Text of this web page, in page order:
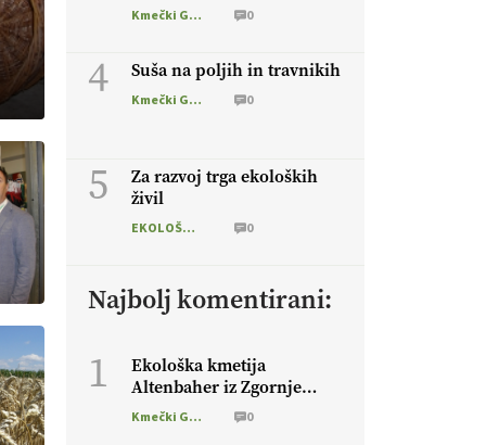
Kmečki Glas 0
4 Suša na poljih in travnikih
Kmečki Glas 0
5
Za razvoj trga ekoloških
živil
EKOLOŠKO LOGIČNO 0
Najbolj komentirani:
1
Ekološka kmetija
Altenbaher iz Zgornje
Kaple
Kmečki Glas 0